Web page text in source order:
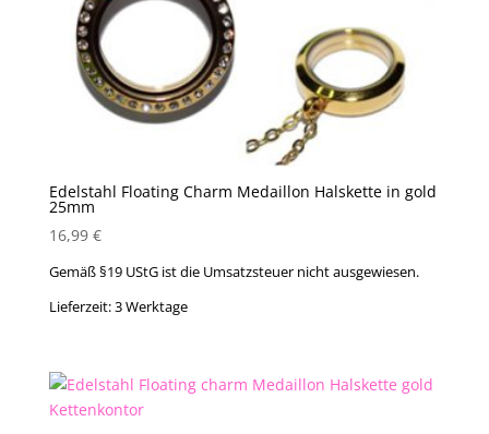
Edelstahl Floating Charm Medaillon Halskette in gold
25mm
16,99 €
Gemäß §19 UStG ist die Umsatzsteuer nicht ausgewiesen.
Lieferzeit:3 Werktage